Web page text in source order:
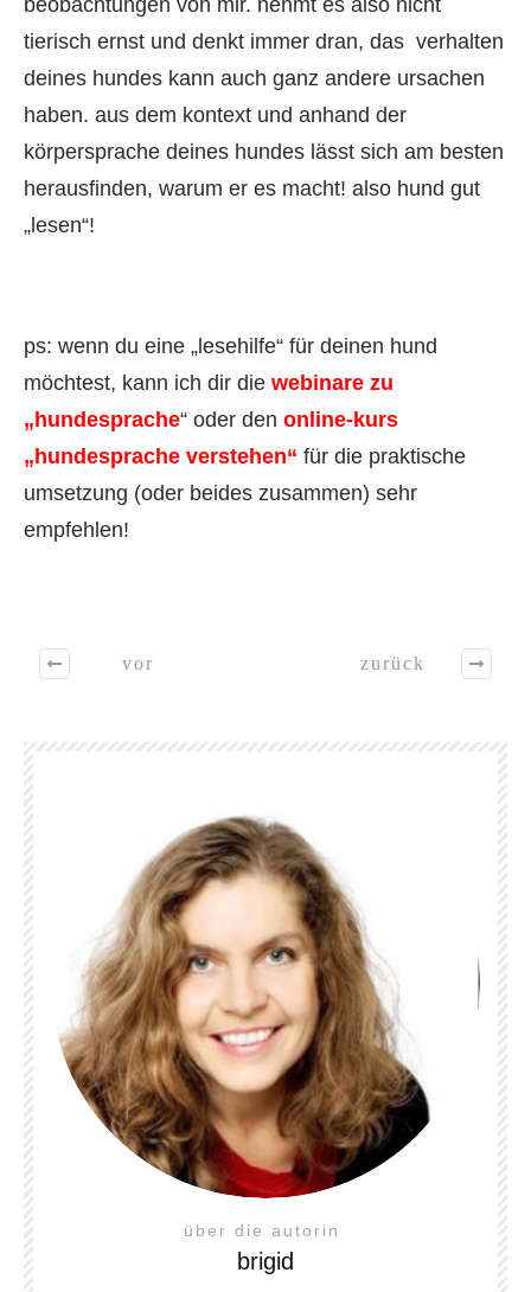
tierisch ernst und denkt immer dran, das verhalten
deines hundes kann auch ganz andere ursachen
haben. aus dem kontext und anhand der
körpersprache deines hundes lässt sich am besten
herausfinden, warum er es macht! also hund gut
„lesen“!
ps: wenn du eine „lesehilfe“ für deinen hund
möchtest, kann ich dir die webinare zu
„hundesprache“ oder den online-kurs
„hundesprache verstehen“ für die praktische
umsetzung (oder beides zusammen) sehr
empfehlen!
vor zurück
über die autorin
brigid